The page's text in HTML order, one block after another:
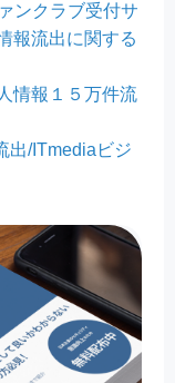
ンクラブ受付サ
報流出に関する
情報１５万件流
出/ITmediaビジ